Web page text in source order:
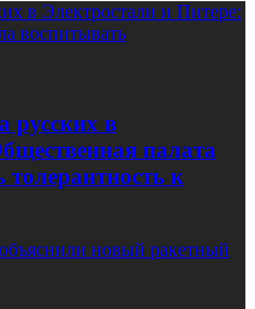
в Электростали и Питере:
воспитывать
русских в
палата
к
новый ракетный